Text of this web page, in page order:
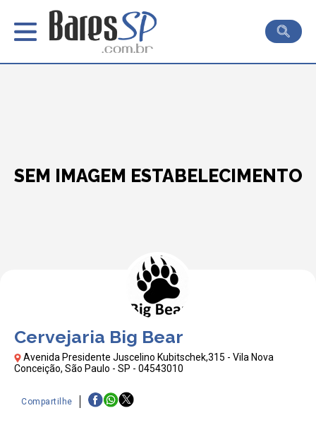
SEM IMAGEM ESTABELECIMENTO
Cervejaria Big Bear
Avenida Presidente Juscelino Kubitschek,315 - Vila Nova
Conceição, São Paulo - SP - 04543010
Compartilhe